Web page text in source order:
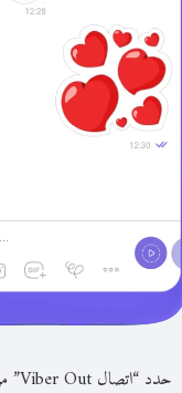
حدد “اتصال Viber Out” من عنوان المحادثة